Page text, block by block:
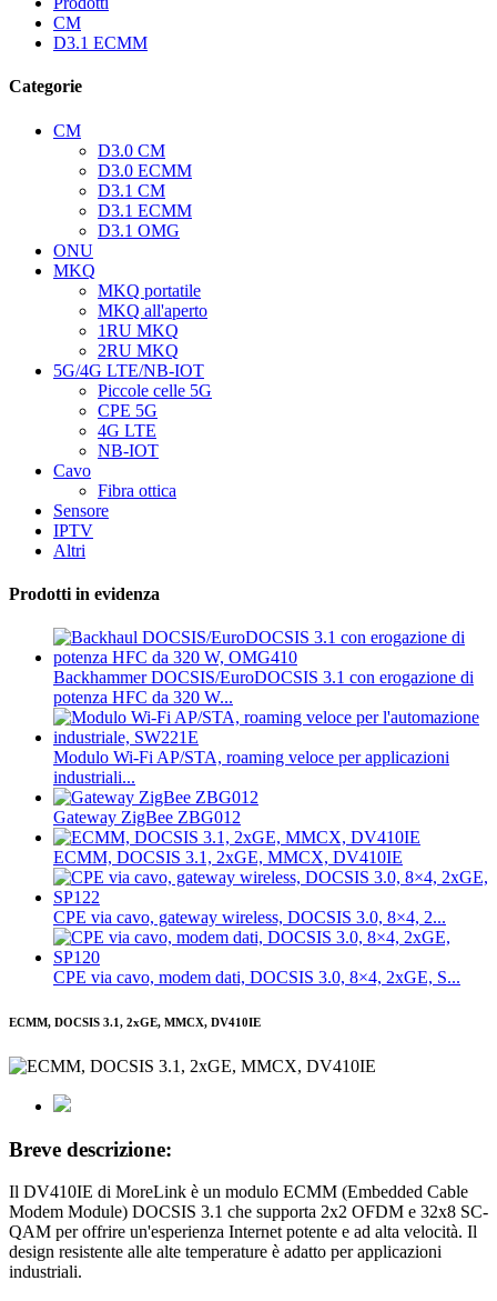
CM
D3.1 ECMM
Categorie
CM
D3.0 CM
D3.0 ECMM
D3.1 CM
D3.1 ECMM
D3.1 OMG
ONU
MKQ
MKQ portatile
MKQ all'aperto
1RU MKQ
2RU MKQ
5G/4G LTE/NB-IOT
Piccole celle 5G
CPE 5G
4G LTE
NB-IOT
Cavo
Fibra ottica
Sensore
IPTV
Altri
Prodotti in evidenza
Backhammer DOCSIS/EuroDOCSIS 3.1 con erogazione di
potenza HFC da 320 W...
Modulo Wi-Fi AP/STA, roaming veloce per applicazioni
industriali...
Gateway ZigBee ZBG012
ECMM, DOCSIS 3.1, 2xGE, MMCX, DV410IE
CPE via cavo, gateway wireless, DOCSIS 3.0, 8×4, 2...
CPE via cavo, modem dati, DOCSIS 3.0, 8×4, 2xGE, S...
ECMM, DOCSIS 3.1, 2xGE, MMCX, DV410IE
Breve descrizione:
Il DV410IE di MoreLink è un modulo ECMM (Embedded Cable
Modem Module) DOCSIS 3.1 che supporta 2x2 OFDM e 32x8 SC-
QAM per offrire un'esperienza Internet potente e ad alta velocità. Il
design resistente alle alte temperature è adatto per applicazioni
industriali.